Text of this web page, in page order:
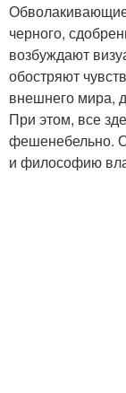
черного,
возбуждают
обостряют
внешнего мира,
При этом, все
фешенебельно.
и философию